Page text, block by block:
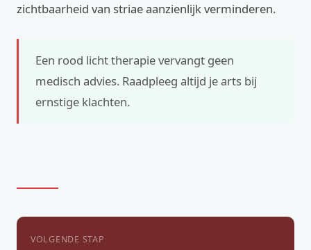
zichtbaarheid van striae aanzienlijk verminderen.
Een rood licht therapie vervangt geen
medisch advies. Raadpleeg altijd je arts bij
ernstige klachten.
VOLGENDE STAP